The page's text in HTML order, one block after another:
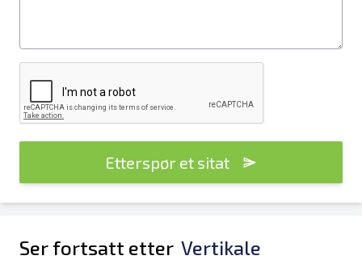
Etterspør et sitat
Ser fortsatt etter Vertikale